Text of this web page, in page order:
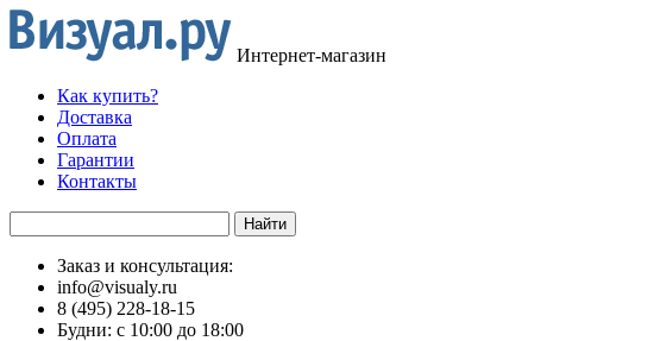
Интернет-магазин
Как купить?
Доставка
Оплата
Гарантии
Контакты
Заказ и консультация:
info@visualy.ru
8 (495) 228-18-15
Будни: с 10:00 до 18:00